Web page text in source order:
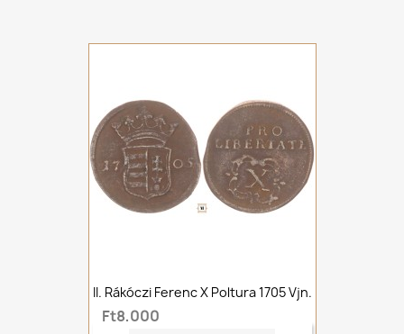
II. Rákóczi Ferenc X Poltura 1705 Vjn.
Ft8,000